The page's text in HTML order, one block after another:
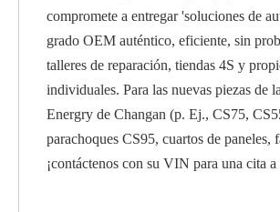
compromete a entregar 'soluciones de
grado OEM auténtico, eficiente, sin
talleres de reparación, tiendas 4S y
individuales. Para las nuevas piezas de
Energry de Changan (p. Ej., CS75,
parachoques CS95, cuartos de paneles,
¡contáctenos con su VIN para una cita